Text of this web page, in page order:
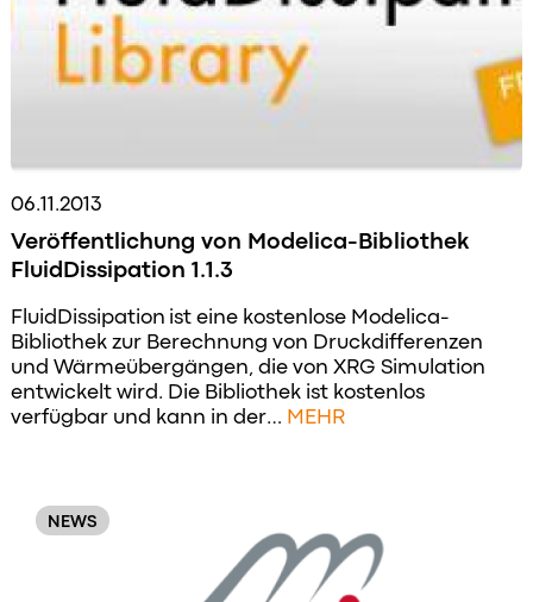
06.11.2013
Veröffentlichung von Modelica-Bibliothek
FluidDissipation 1.1.3
FluidDissipation ist eine kostenlose Modelica-
Bibliothek zur Berechnung von Druckdifferenzen
und Wärmeübergängen, die von XRG Simulation
entwickelt wird. Die Bibliothek ist kostenlos
verfügbar und kann in der… MEHR
NEWS